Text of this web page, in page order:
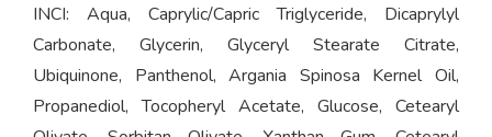
INCI: Aqua, Caprylic/Capric Triglyceride, Dicaprylyl
Carbonate, Glycerin, Glyceryl Stearate Citrate,
Ubiquinone, Panthenol, Argania Spinosa Kernel Oil,
Propanediol, Tocopheryl Acetate, Glucose, Cetearyl